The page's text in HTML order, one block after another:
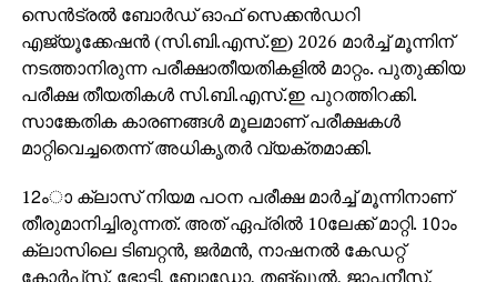
സെന്‍ട്രല്‍ ബോര്‍ഡ് ഓഫ് സെക്കന്‍ഡറി
എജ്യൂക്കേഷന്‍ (സി.ബി.എസ്.ഇ) 2026 മാര്‍ച്ച് മൂന്നിന്
നടത്താനിരുന്ന പരീക്ഷാതീയതികളില്‍ മാറ്റം. പുതുക്കിയ
പരീക്ഷ തീയതികള്‍ സി.ബി.എസ്.ഇ പുറത്തിറക്കി.
സാങ്കേതിക കാരണങ്ങള്‍ മൂലമാണ് പരീക്ഷകള്‍
മാറ്റിവെച്ചതെന്ന് അധികൃതര്‍ വ്യക്തമാക്കി.
12ംാ ക്ലാസ് നിയമ പഠന പരീക്ഷ മാര്‍ച്ച് മൂന്നിനാണ്
തീരുമാനിച്ചിരുന്നത്. അത് ഏപ്രില്‍ 10ലേക്ക് മാറ്റി. 10ാം
ക്ലാസിലെ ടിബറ്റന്‍, ജര്‍മന്‍, നാഷനല്‍ കേഡറ്റ്
കോര്‍പ്‌സ്, ഭോട്ടി, ബോഡോ, തങ്ഖുല്‍, ജാപ്പനീസ്,